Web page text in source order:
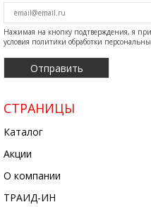
Нажимая на кнопку подтверждения, я
условия политики обработки
СТРАНИЦЫ
Каталог
Акции
О компании
ТРАИД-ИН